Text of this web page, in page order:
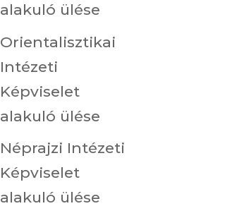
alakuló ülése
Orientalisztikai
Intézeti
Képviselet
alakuló ülése
Néprajzi Intézeti
Képviselet
alakuló ülése